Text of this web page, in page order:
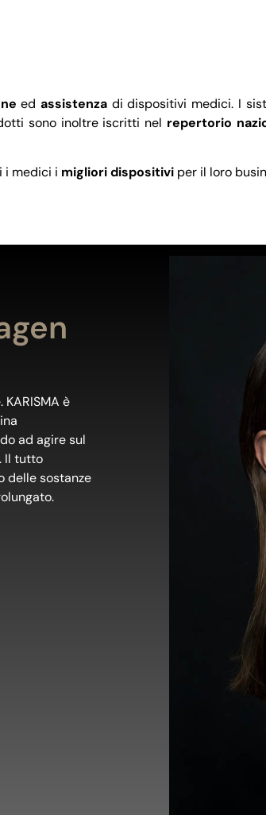
ed assistenza di dispositivi medici. I
sono inoltre iscritti nel repertorio
i medici i migliori dispositivi per il loro
è
ad agire sul
Il tutto
delle sostanze